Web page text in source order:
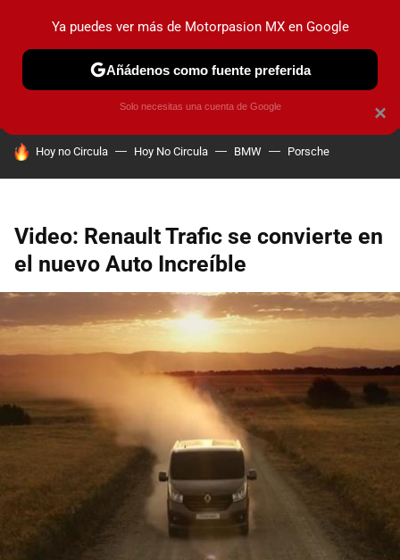
PRUEBAS INDUSTRIA HOY NO CIRCULA
HOY SE HABLA DE
Hoy no Circula Hoy No Circula BMW Porsche
Video: Renault Trafic se convierte en
el nuevo Auto Increíble
×
Ya puedes ver más de Motorpasion MX en Google
Añádenos como fuente preferida
Solo necesitas una cuenta de Google